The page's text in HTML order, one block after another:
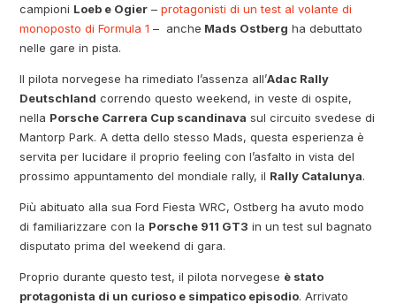
campioni Loeb e Ogier –protagonisti di un test al volante di
monoposto di Formula 1 – anche Mads Ostberg ha debuttato
nelle gare in pista.
Il pilota norvegese ha rimediato l’assenza all’Adac Rally
Deutschland correndo questo weekend, in veste di ospite,
nella Porsche Carrera Cup scandinava sul circuito svedese di
Mantorp Park. A detta dello stesso Mads, questa esperienza è
servita per lucidare il proprio feeling con l’asfalto in vista del
prossimo appuntamento del mondiale rally, il Rally Catalunya.
Più abituato alla sua Ford Fiesta WRC, Ostberg ha avuto modo
di familiarizzare con la Porsche 911 GT3 in un test sul bagnato
disputato prima del weekend di gara.
Proprio durante questo test, il pilota norvegese è stato
protagonista di un curioso e simpatico episodio. Arrivato